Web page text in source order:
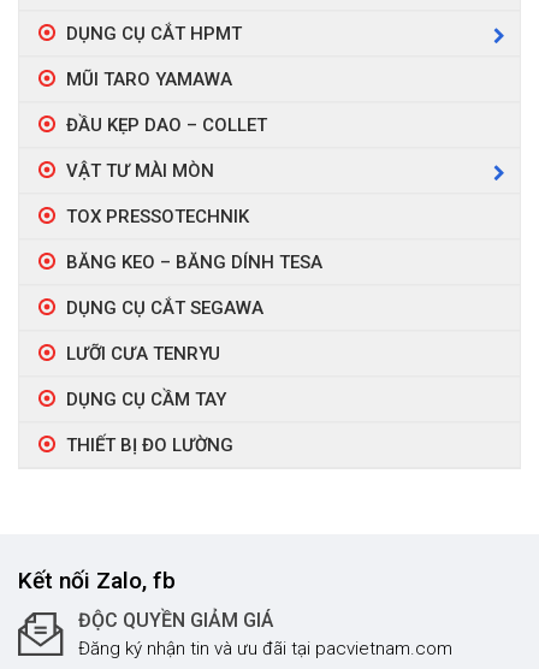
DỤNG CỤ CẮT HPMT
MŨI TARO YAMAWA
ĐẦU KẸP DAO – COLLET
VẬT TƯ MÀI MÒN
TOX PRESSOTECHNIK
BĂNG KEO – BĂNG DÍNH TESA
DỤNG CỤ CẮT SEGAWA
LƯỠI CƯA TENRYU
DỤNG CỤ CẦM TAY
THIẾT BỊ ĐO LƯỜNG
Kết nối Zalo, fb
ĐỘC QUYỀN GIẢM GIÁ
Đăng ký nhận tin và ưu đãi tại pacvietnam.com